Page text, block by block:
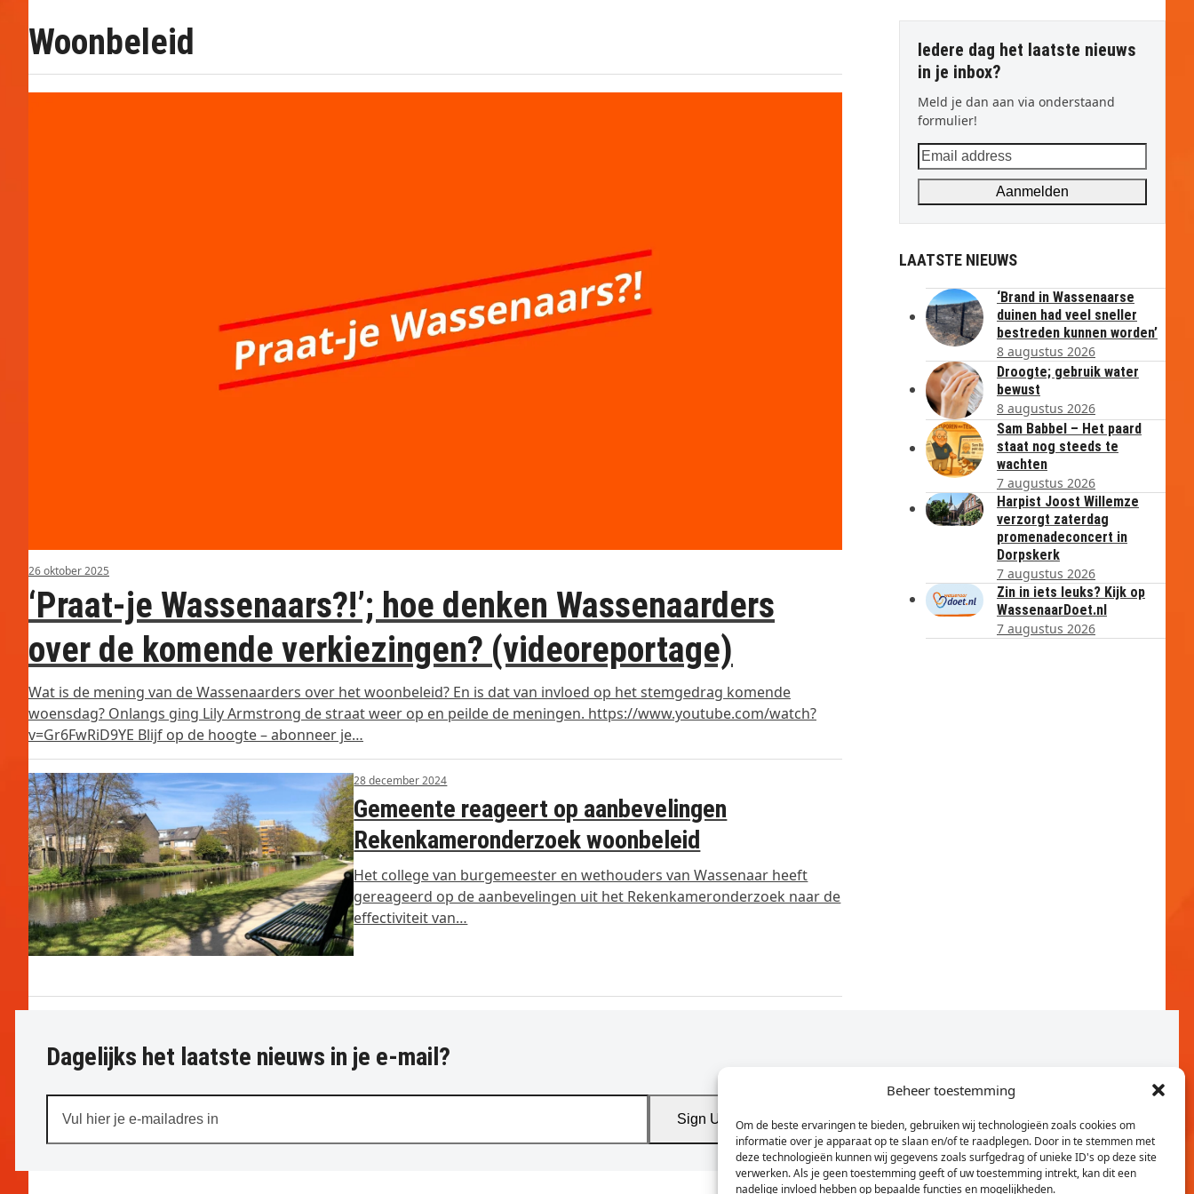
Beheer toestemming
Om de beste ervaringen te bieden, gebruiken wij technologieën zoals cookies om
informatie over je apparaat op te slaan en/of te raadplegen. Door in te stemmen met
deze technologieën kunnen wij gegevens zoals surfgedrag of unieke ID's op deze site
verwerken. Als je geen toestemming geeft of uw toestemming intrekt, kan dit een
nadelige invloed hebben op bepaalde functies en mogelijkheden.
Woonbeleid
26 oktober 2025
‘Praat-je Wassenaars?!’; hoe denken Wassenaarders
over de komende verkiezingen? (videoreportage)
Wat is de mening van de Wassenaarders over het woonbeleid? En is dat van invloed op het stemgedrag komende
woensdag? Onlangs ging Lily Armstrong de straat weer op en peilde de meningen. https://www.youtube.com/watch?
v=Gr6FwRiD9YE Blijf op de hoogte – abonneer je…
28 december 2024
Gemeente reageert op aanbevelingen
Rekenkameronderzoek woonbeleid
Het college van burgemeester en wethouders van Wassenaar heeft
gereageerd op de aanbevelingen uit het Rekenkameronderzoek naar de
effectiviteit van…
Iedere dag het laatste nieuws
in je inbox?
Meld je dan aan via onderstaand
formulier!
Email
address
Aanmelden
LAATSTE NIEUWS
‘Brand in Wassenaarse
duinen had veel sneller
bestreden kunnen worden’
8 augustus 2026
Droogte; gebruik water
bewust
8 augustus 2026
Sam Babbel – Het paard
staat nog steeds te
wachten
7 augustus 2026
Harpist Joost Willemze
verzorgt zaterdag
promenadeconcert in
Dorpskerk
7 augustus 2026
Zin in iets leuks? Kijk op
WassenaarDoet.nl
7 augustus 2026
Dagelijks het laatste nieuws in je e-mail?
hier
je
Sign Up